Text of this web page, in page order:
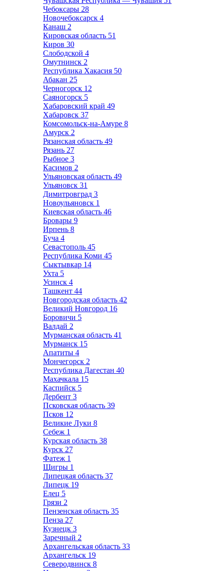
Чебоксары 28
Новочебоксарск 4
Канаш 2
Кировская область 51
Киров 30
Слободской 4
Омутнинск 2
Республика Хакасия 50
Абакан 25
Черногорск 12
Саяногорск 5
Хабаровский край 49
Хабаровск 37
Комсомольск-на-Амуре 8
Амурск 2
Рязанская область 49
Рязань 27
Рыбное 3
Касимов 2
Ульяновская область 49
Ульяновск 31
Димитровград 3
Новоульяновск 1
Киевская область 46
Бровары 9
Ирпень 8
Буча 4
Севастополь 45
Республика Коми 45
Сыктывкар 14
Ухта 5
Усинск 4
Ташкент 44
Новгородская область 42
Великий Новгород 16
Боровичи 5
Валдай 2
Мурманская область 41
Мурманск 15
Апатиты 4
Мончегорск 2
Республика Дагестан 40
Махачкала 15
Каспийск 5
Дербент 3
Псковская область 39
Псков 12
Великие Луки 8
Себеж 1
Курская область 38
Курск 27
Фатеж 1
Щигры 1
Липецкая область 37
Липецк 19
Елец 5
Грязи 2
Пензенская область 35
Пенза 27
Кузнецк 3
Заречный 2
Архангельская область 33
Архангельск 19
Северодвинск 8